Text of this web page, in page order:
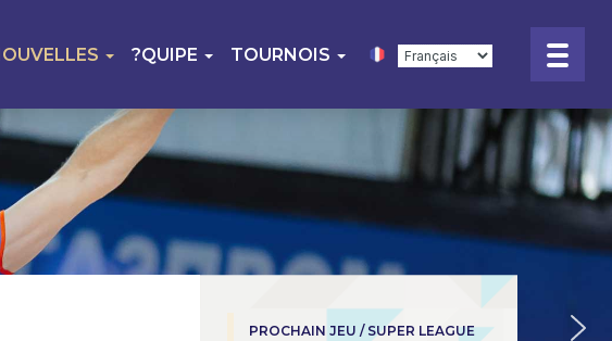
?QUIPE TOURNOIS
PROCHAIN JEU / SUPER LEAGUE